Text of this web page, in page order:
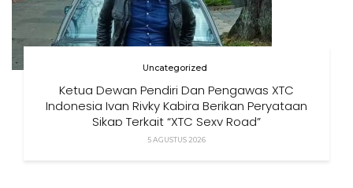
Uncategorized
Ketua Dewan Pendiri Dan Pengawas XTC
Indonesia Ivan Rivky Kabira Berikan Peryataan
Sikap Terkait “XTC Sexy Road”
5 AGUSTUS 2026